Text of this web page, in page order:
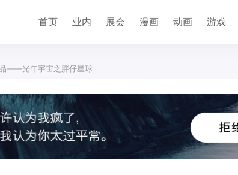
首页 业内 展会 漫画 动画 游戏
——光年宇宙之胖仔星球